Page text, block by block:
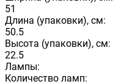
51
Длина (упаковки), см:
50.5
Высота (упаковки), см:
22.5
Лампы:
Количество ламп: